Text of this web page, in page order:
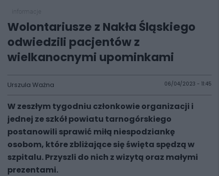
Wolontariusze z Nakła Śląskiego
odwiedzili pacjentów z
wielkanocnymi upominkami
Urszula Ważna 06/04/2023 - 11:45
W zeszłym tygodniu członkowie organizacji i
jednej ze szkół powiatu tarnogórskiego
postanowili sprawić miłą niespodziankę
osobom, które zbliżające się święta spędzą w
szpitalu. Przyszli do nich z wizytą oraz małymi
prezentami.